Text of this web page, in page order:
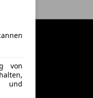
von
und